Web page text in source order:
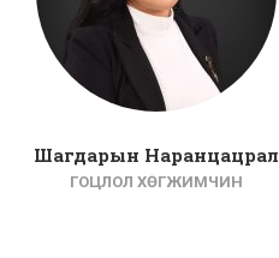
Шагдарын Наранцацрал
ГОЦЛОЛ ХӨГЖИМЧИН